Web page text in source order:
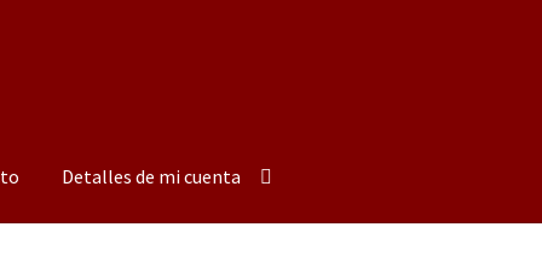
Detalles de mi cuenta